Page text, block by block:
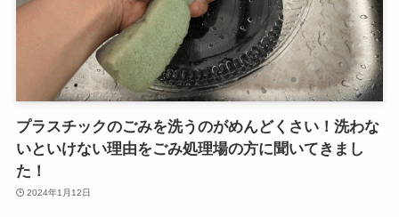
プラスチックのごみを洗うのがめんどくさい！洗わな
いといけない理由をごみ処理場の方に聞いてきまし
た！
2024年1月12日